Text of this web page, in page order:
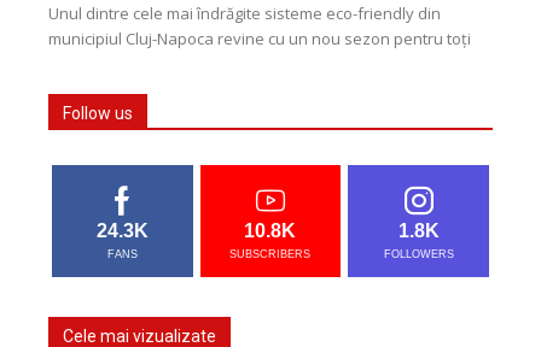
Unul dintre cele mai îndrăgite sisteme eco-friendly din
municipiul Cluj-Napoca revine cu un nou sezon pentru toți
Follow us
24.3K
FANS
10.8K
SUBSCRIBERS
1.8K
FOLLOWERS
Cele mai vizualizate